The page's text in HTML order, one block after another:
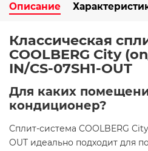
Описание
Классическая
COOLBERG City
IN/CS-07SH1-OUT
Для каких
кондиционер?
Сплит-система COOLBERG City
OUT идеально подходит для